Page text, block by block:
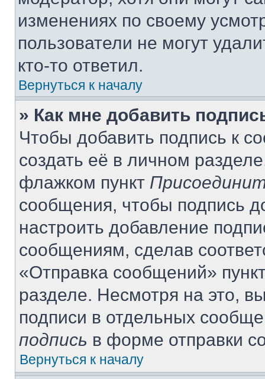
изменениях по своему
пользователи не могут
кто-то ответил.
Вернуться к началу
» Как мне добавить
Чтобы добавить подпись к
создать её в личном
флажком пункт
сообщения, чтобы подпись
настроить добавление
сообщениям, сделав
«Отправка сообщений»
разделе. Несмотря на это,
подписи в отдельных
подпись в форме отправки
Вернуться к началу